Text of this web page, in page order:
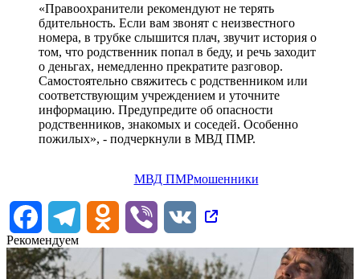
«Правоохранители рекомендуют не терять
бдительность. Если вам звонят с неизвестного
номера, в трубке слышится плач, звучит история о
том, что родственник попал в беду, и речь заходит
о деньгах, немедленно прекратите разговор.
Самостоятельно свяжитесь с родственником или
соответствующим учреждением и уточните
информацию. Предупредите об опасности
родственников, знакомых и соседей. Особенно
пожилых», - подчеркнули в МВД ПМР.
МВД ПМРмошенники
FacebookTelegram Odnoklassniki
Viber
VK
Рекомендуем